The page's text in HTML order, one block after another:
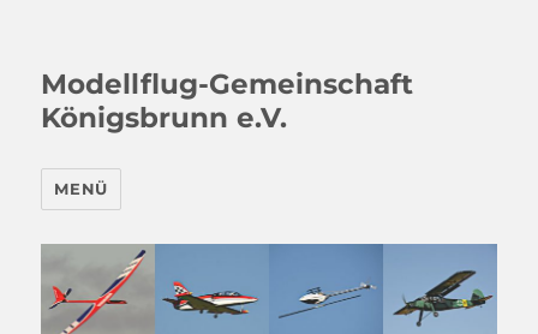
Modellflug-Gemeinschaft
Königsbrunn e.V.
MENÜ